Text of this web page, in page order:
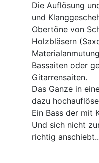
Die Auflösung
und
Obertöne von
Holzbläsern
Bassaiten oder
Gitarrensaiten.
Das Ganze in
dazu
Ein Bass der mit
Und sich nicht
richtig